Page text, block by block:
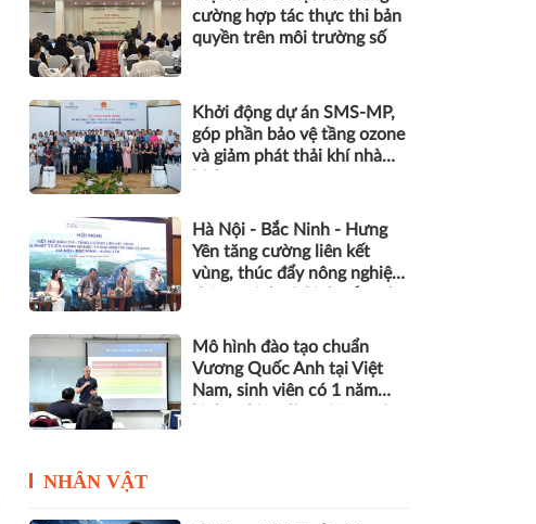
cường hợp tác thực thi bản
quyền trên môi trường số
Khởi động dự án SMS-MP,
góp phần bảo vệ tầng ozone
và giảm phát thải khí nhà
Hà Nội - Bắc Ninh - Hưng
Yên tăng cường liên kết
vùng, thúc đẩy nông nghiệp
Mô hình đào tạo chuẩn
Vương Quốc Anh tại Việt
Nam, sinh viên có 1 năm
NHÂN VẬT